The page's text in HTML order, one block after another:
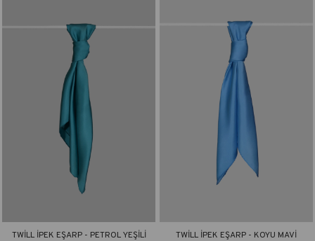
TWİLL İPEK EŞARP - PETROL YEŞİLİ TWİLL İPEK EŞARP - KOYU MAVİ